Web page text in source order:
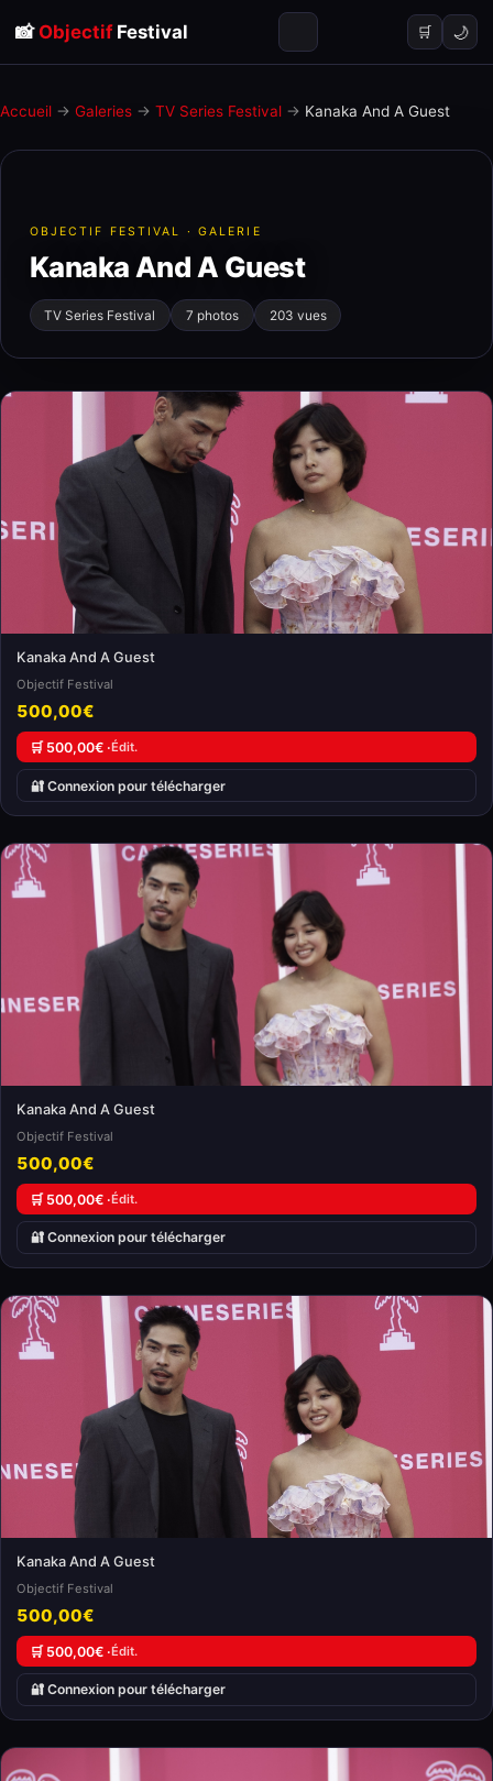
📸 ObjectifFestival 🛒 🌙
Accueil → Galeries → TV Series Festival → Kanaka And A Guest
OBJECTIF FESTIVAL · GALERIE
Kanaka And A Guest
TV Series Festival 7 photos 203 vues
Kanaka And A Guest
Objectif Festival
500,00€
🛒 500,00€ ·Édit.
🔐 Connexion pour télécharger
Kanaka And A Guest
Objectif Festival
500,00€
🛒 500,00€ ·Édit.
🔐 Connexion pour télécharger
Kanaka And A Guest
Objectif Festival
500,00€
🛒 500,00€ ·Édit.
🔐 Connexion pour télécharger